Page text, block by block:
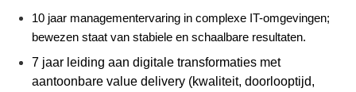
10 jaar managementervaring in complexe IT-omgevingen;
bewezen staat van stabiele en schaalbare resultaten.
7 jaar leiding aan digitale transformaties met
aantoonbare value delivery (kwaliteit, doorlooptijd,